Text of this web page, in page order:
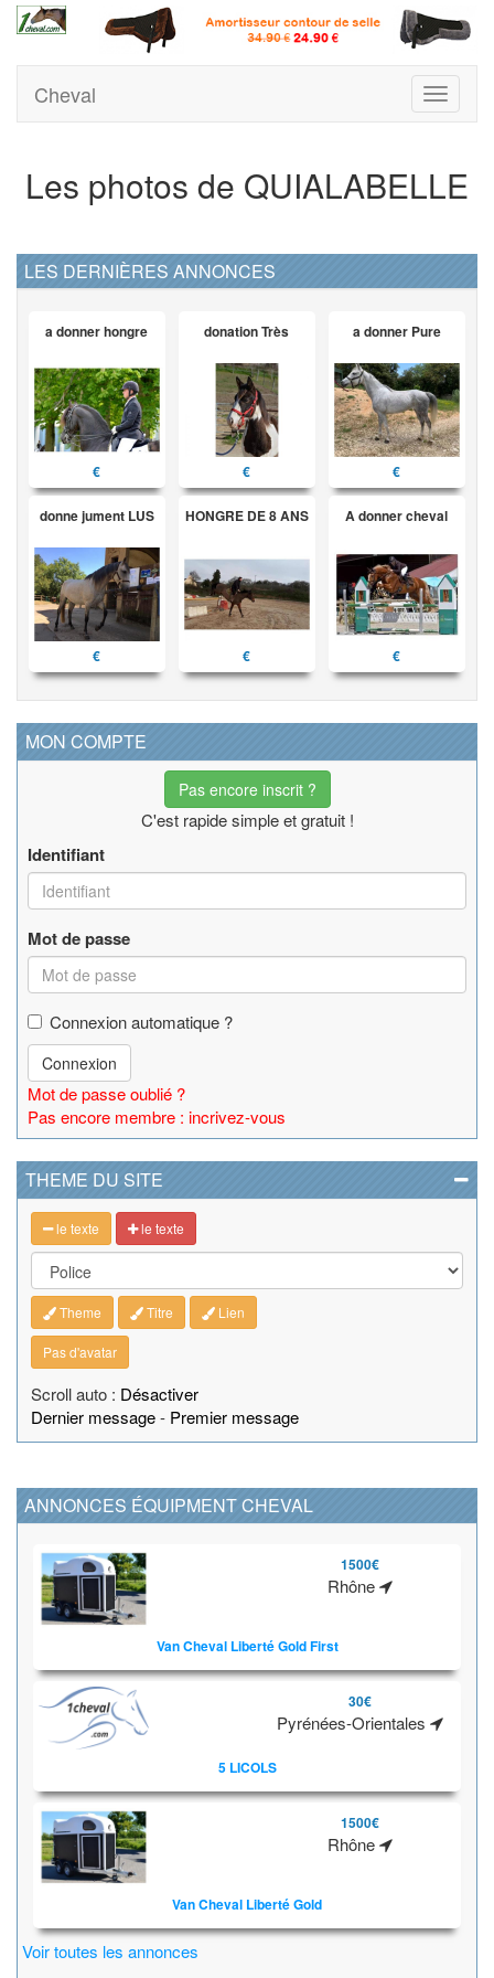
Toggle
Cheval
Les photos de QUIALABELLE
LES DERNIÈRES ANNONCES
a donner hongre
€
donation Très
€
a donner Pure
€
donne jument LUS
€
HONGRE DE 8 ANS
€
A donner cheval
€
MON COMPTE
Pas encore inscrit ?
C'est rapide simple et gratuit !
Identifiant
Mot de passe
Connexion automatique ?
Connexion
Mot de passe oublié ?
Pas encore membre : incrivez-vous
THEME DU SITE
le texte le texte
Theme Titre Lien
Pas d'avatar
Scroll auto : Désactiver
Dernier message- Premier message
ANNONCES ÉQUIPMENT CHEVAL
1500€
Rhône
Van Cheval Liberté Gold First
30€
Pyrénées-Orientales
5 LICOLS
1500€
Rhône
Van Cheval Liberté Gold
Voir toutes les annonces